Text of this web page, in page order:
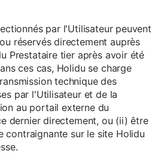
par l'Utilisateur peuvent
réservés directement auprès
Prestataire tier après avoir été
ces cas, Holidu se charge
technique des
par l'Utilisateur et de la
au portail externe du
dernier directement, ou (ii) être
contraignante sur le site Holidu